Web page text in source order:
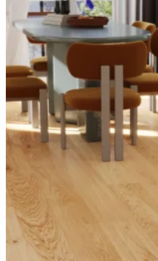
schauen Sie sich den Boden